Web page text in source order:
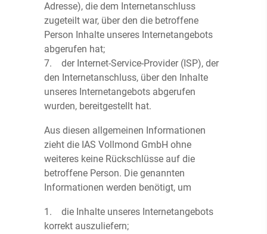
Adresse), die dem Internetanschluss
zugeteilt war, über den die betroffene
Person Inhalte unseres Internetangebots
abgerufen hat;
7. der Internet-Service-Provider (ISP), der
den Internetanschluss, über den Inhalte
unseres Internetangebots abgerufen
wurden, bereitgestellt hat.
Aus diesen allgemeinen Informationen
zieht die IAS Vollmond GmbH ohne
weiteres keine Rückschlüsse auf die
betroffene Person. Die genannten
Informationen werden benötigt, um
1. die Inhalte unseres Internetangebots
korrekt auszuliefern;